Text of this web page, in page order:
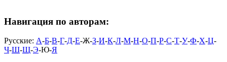
Навигация по авторам:
Русские: А-Б-В-Г-Д-Е-Ж-З-И-К-Л-М-Н-О-П-Р-С-Т-У-Ф-Х-Ц-
Ч-Ш-Щ-Э-Ю-Я